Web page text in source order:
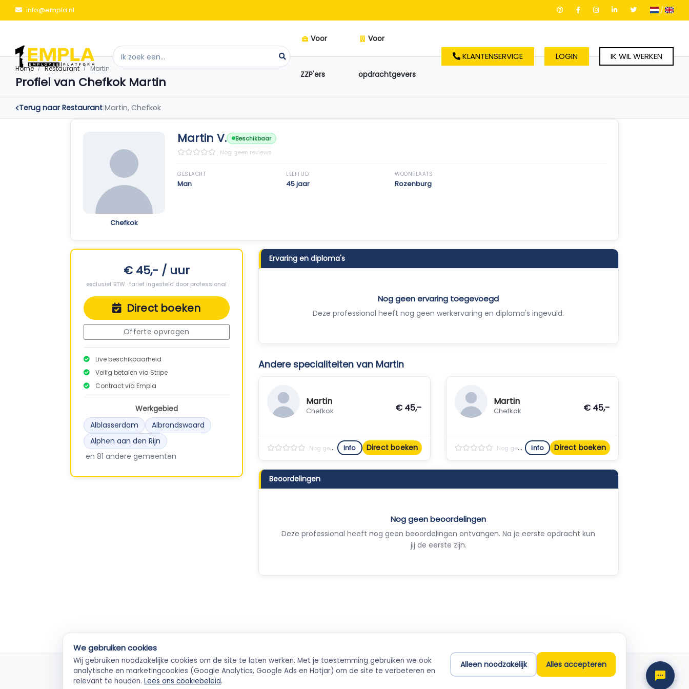
info@empla.nl /
Voor
ZZP'ers
Voor
opdrachtgevers
KLANTENSERVICE LOGIN IK WIL WERKEN
Home Restaurant Martin
Profiel van Chefkok Martin
Terug naar Restaurant|Martin, Chefkok
Chefkok
Martin V.
Beschikbaar
Nog geen reviews
GESLACHT
Man
LEEFTIJD
45 jaar
WOONPLAATS
Rozenburg
€ 45,- / uur
exclusief BTW · tarief ingesteld door professional
Direct boeken
Offerte opvragen
Live beschikbaarheid
Veilig betalen via Stripe
Contract via Empla
Werkgebied
Alblasserdam
Albrandswaard
Alphen aan den Rijn
en 81 andere gemeenten
Ervaring en diploma's
Nog geen ervaring toegevoegd
Deze professional heeft nog geen werkervaring en diploma's ingevuld.
Andere specialiteiten van Martin
Martin
Chefkok € 45,-
Nog geen reviews Info Direct boeken
Martin
Chefkok € 45,-
Nog geen reviews Info Direct boeken
Beoordelingen
Nog geen beoordelingen
Deze professional heeft nog geen beoordelingen ontvangen. Na je eerste opdracht kun
jij de eerste zijn.
KvK-geverifieerd
Elke ZZP'er gecheckt
Veilig betalen
Betaling via Stripe
Direct boekbaar
Support
info@empla.nl
We gebruiken cookies
Wij gebruiken noodzakelijke cookies om de site te laten werken. Met je toestemming gebruiken we ook
analytische en marketingcookies (Google Analytics, Google Ads en Hotjar) om de site te verbeteren en
relevant te houden. Lees ons cookiebeleid.
Alleen noodzakelijk Alles accepteren